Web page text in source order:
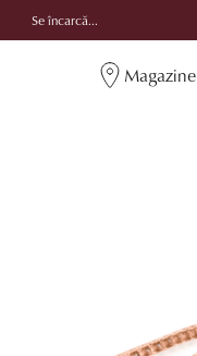
Se încarcă...
Magazine